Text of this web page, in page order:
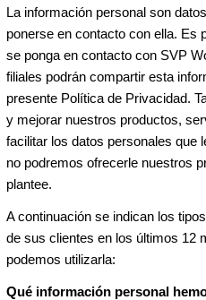
La información personal son
ponerse en contacto con ella. Es
se ponga en contacto con SVP
filiales podrán compartir esta
presente Política de Privacidad.
y mejorar nuestros productos,
facilitar los datos personales que
no podremos ofrecerle nuestros
plantee.
A continuación se indican los
de sus clientes en los últimos 12
podemos utilizarla:
Qué información personal